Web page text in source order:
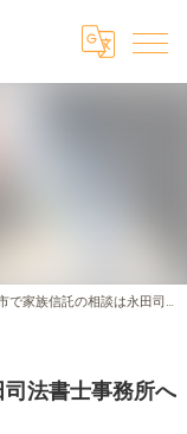
家族信託の相談は永田司法書士事務所へ
法書士事務所へ